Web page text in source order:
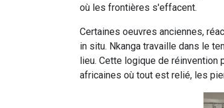
où les frontières s'effacent.
Certaines oeuvres anciennes,
in situ. Nkanga travaille dans le
lieu. Cette logique de
africaines où tout est relié, les